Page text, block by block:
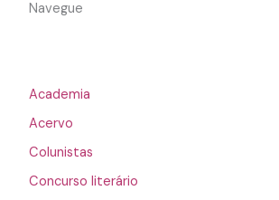
Navegue
Academia
Acervo
Colunistas
Concurso literário